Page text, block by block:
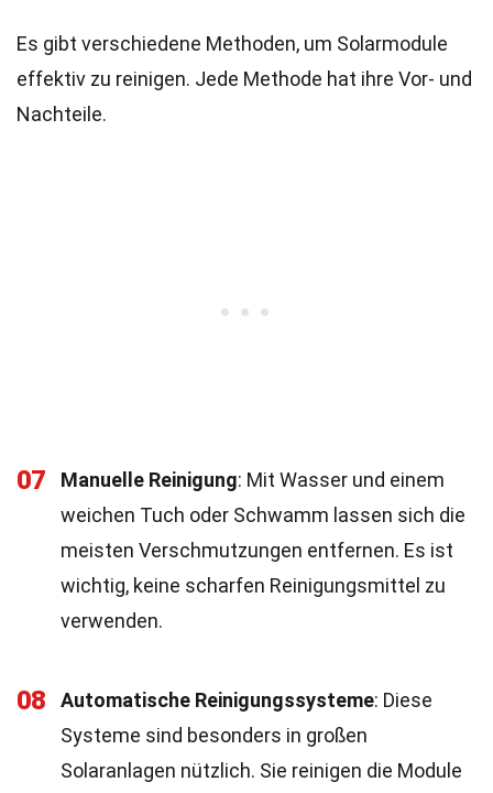
Es gibt verschiedene Methoden, um Solarmodule
effektiv zu reinigen. Jede Methode hat ihre Vor- und
Nachteile.
07 Manuelle Reinigung: Mit Wasser und einem
weichen Tuch oder Schwamm lassen sich die
meisten Verschmutzungen entfernen. Es ist
wichtig, keine scharfen Reinigungsmittel zu
verwenden.
08 Automatische Reinigungssysteme: Diese
Systeme sind besonders in großen
Solaranlagen nützlich. Sie reinigen die Module